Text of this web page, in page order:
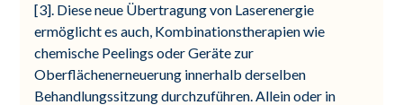
[3]. Diese neue Übertragung von Laserenergie
ermöglicht es auch, Kombinationstherapien wie
chemische Peelings oder Geräte zur
Oberflächenerneuerung innerhalb derselben
Behandlungssitzung durchzuführen. Allein oder in